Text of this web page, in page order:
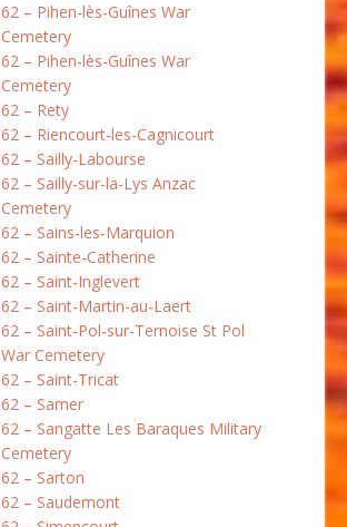
62 – Pihen-lès-Guînes War
Cemetery
62 – Pihen-lès-Guînes War
Cemetery
62 – Rety
62 – Riencourt-les-Cagnicourt
62 – Sailly-Labourse
62 – Sailly-sur-la-Lys Anzac
Cemetery
62 – Sains-les-Marquion
62 – Sainte-Catherine
62 – Saint-Inglevert
62 – Saint-Martin-au-Laert
62 – Saint-Pol-sur-Ternoise St Pol
War Cemetery
62 – Saint-Tricat
62 – Samer
62 – Sangatte Les Baraques Military
Cemetery
62 – Sarton
62 – Saudemont